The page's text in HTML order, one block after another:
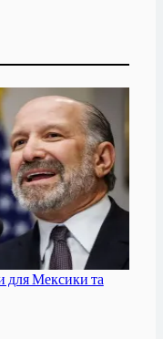
для Мексики та